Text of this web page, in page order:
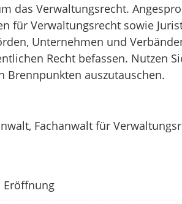
das Verwaltungsrecht.
für Verwaltungsrecht sowie
Unternehmen und
Recht befassen. Nutzen
Brennpunkten auszutauschen.
Fachanwalt für
Eröffnung